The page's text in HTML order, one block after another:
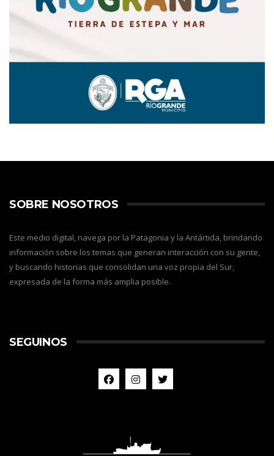
SOBRE NOSOTROS
Este medio digital, navega por la Patagonia y la Antártida, brindando
información sobre los temas que generan interacción con su gente,
y buscando historias que consolidan una voz propia del Sur,
expresada de la forma más amplia posible.
SEGUINOS